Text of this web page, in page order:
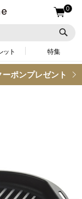
0
ット 特集
ポンプレゼント